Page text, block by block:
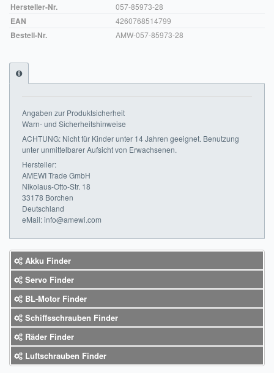
Was wir bieten
Unsere Philosophie
KONTAKT
MEIN KONTO
WARENKORB
Hersteller-Nr. 057-85973-28
EAN 4260768514799
Bestell-Nr. AMW-057-85973-28
Angaben zur Produktsicherheit
Warn- und Sicherheitshinweise
ACHTUNG: Nicht für Kinder unter 14 Jahren geeignet. Benutzung
unter unmittelbarer Aufsicht von Erwachsenen.
Hersteller:
AMEWI Trade GmbH
Nikolaus-Otto-Str. 18
33178 Borchen
Deutschland
eMail: info@amewi.com
Akku Finder
Servo Finder
BL-Motor Finder
Schiffsschrauben Finder
Räder Finder
Luftschrauben Finder